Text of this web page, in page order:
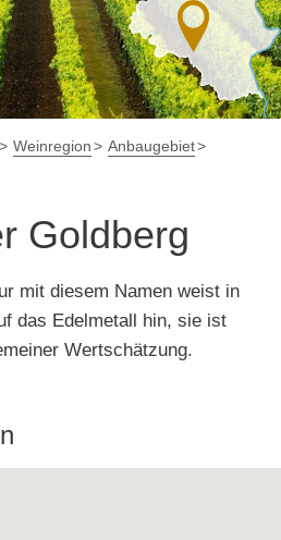
Blog Karte
Weinregion
Anbaugebiet
Goldberg
mit diesem Namen weist in
das Edelmetall hin, sie ist
Wertschätzung.